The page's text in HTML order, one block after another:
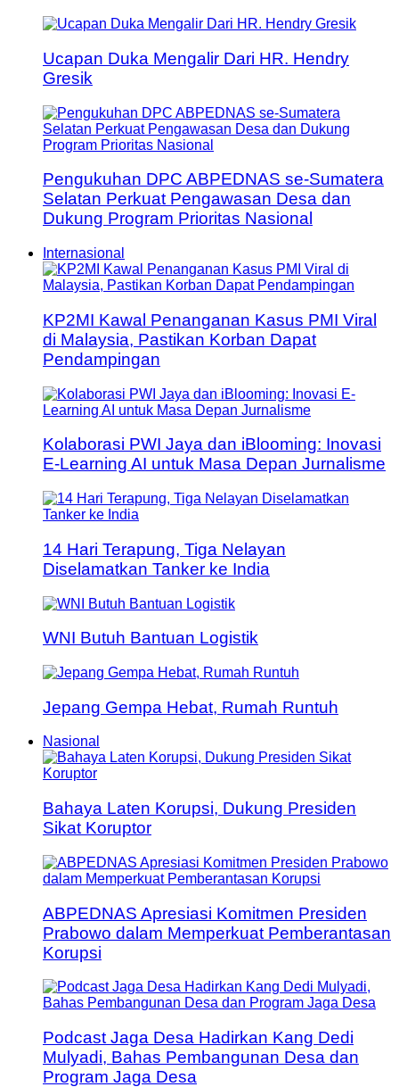
Ucapan Duka Mengalir Dari HR. Hendry
Gresik
Pengukuhan DPC ABPEDNAS se-Sumatera
Selatan Perkuat Pengawasan Desa dan
Dukung Program Prioritas Nasional
Internasional
KP2MI Kawal Penanganan Kasus PMI Viral
di Malaysia, Pastikan Korban Dapat
Pendampingan
Kolaborasi PWI Jaya dan iBlooming: Inovasi
E-Learning AI untuk Masa Depan Jurnalisme
14 Hari Terapung, Tiga Nelayan
Diselamatkan Tanker ke India
WNI Butuh Bantuan Logistik
Jepang Gempa Hebat, Rumah Runtuh
Nasional
Bahaya Laten Korupsi, Dukung Presiden
Sikat Koruptor
ABPEDNAS Apresiasi Komitmen Presiden
Prabowo dalam Memperkuat Pemberantasan
Korupsi
Podcast Jaga Desa Hadirkan Kang Dedi
Mulyadi, Bahas Pembangunan Desa dan
Program Jaga Desa